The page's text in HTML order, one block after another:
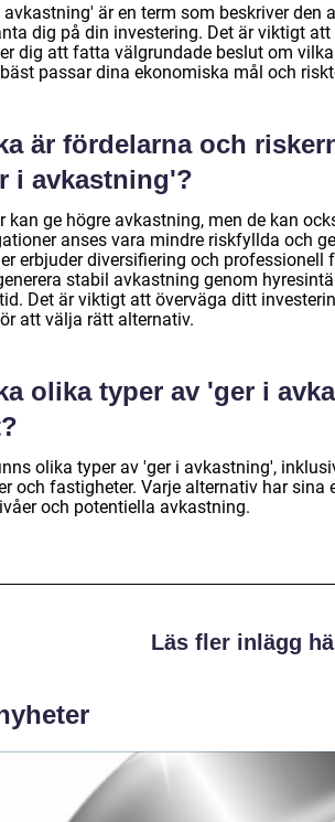
avkastning' är en term som beskriver den
dig på din investering. Det är viktigt
dig att fatta välgrundade beslut om
passar dina ekonomiska mål och
är fördelarna och
i avkastning'?
kan ge högre avkastning, men de kan
anses vara mindre riskfyllda och
erbjuder diversifiering och professionell
stabil avkastning genom
Det är viktigt att överväga ditt
att välja rätt alternativ.
olika typer av 'ger i
olika typer av 'ger i avkastning',
och fastigheter. Varje alternativ har sina
och potentiella avkastning.
Läs fler inlägg